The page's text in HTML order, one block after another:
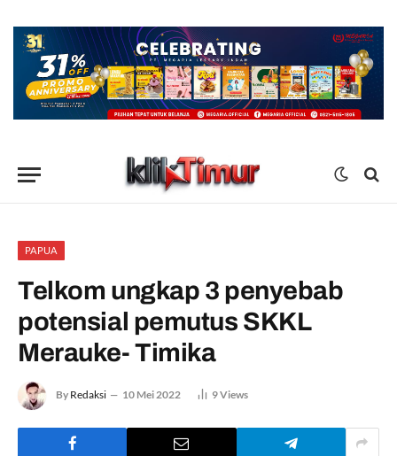
PAPUA
Telkom ungkap 3 penyebab
potensial pemutus SKKL
Merauke- Timika
By Redaksi 10 Mei 2022 9Views